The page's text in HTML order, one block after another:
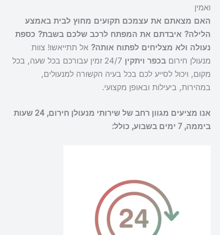
ואמין
האם מצאתם את עצמכם תקועים מחוץ לבית באמצע
הלילה? איבדתם את המפתח לרכב שלכם בשבת? כספת
נעולה ולא מצליחים לפתוח אותה? אל תתייאשו! צוות
מנעולן חירום בכפר ויתקין
24/7 זמין עבורכם בכל שעה, בכל
מקום, ויכול לסייע לכם בכל בעיה הקשורה למנעולים,
במהירות, ביעילות ובאופן מקצועי.
אנו מציעים מגוון רחב של שירותי מנעולן חירום, 24 שעות
ביממה, 7 ימים בשבוע, כולל: